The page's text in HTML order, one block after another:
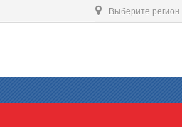
Выберите регион